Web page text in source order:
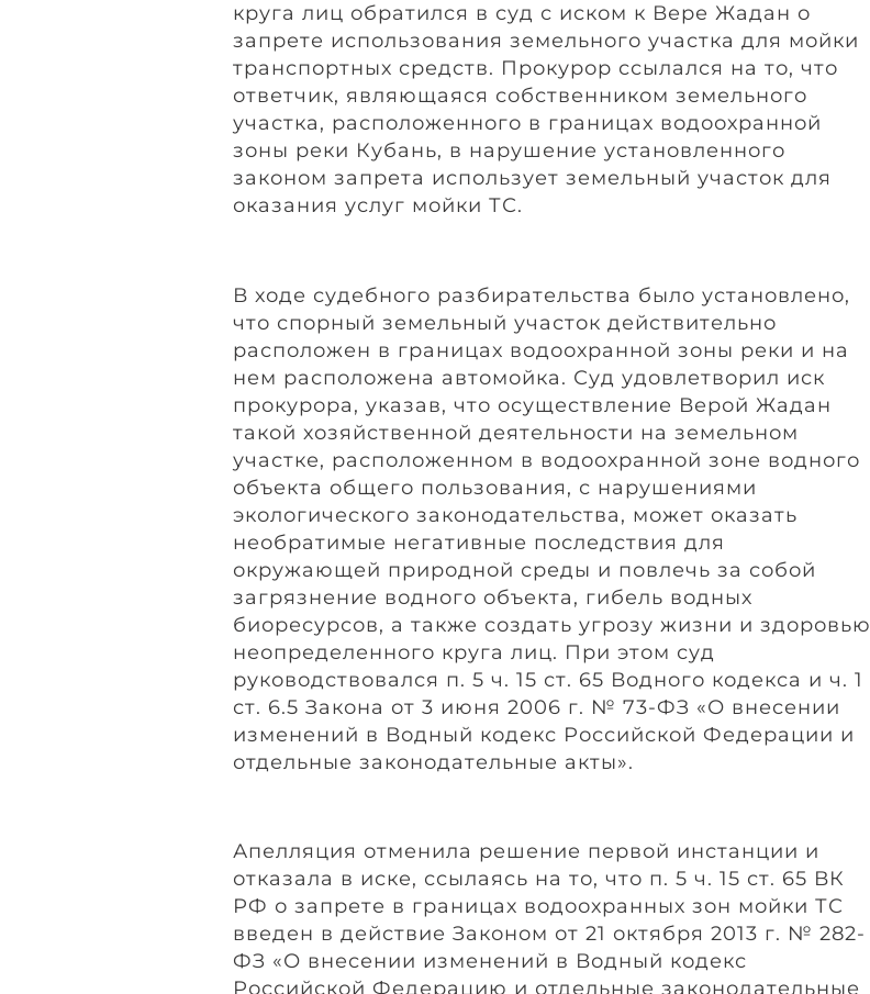
круга лиц обратился в суд с иском к Вере Жадан о
запрете использования земельного участка для мойки
транспортных средств. Прокурор ссылался на то, что
ответчик, являющаяся собственником земельного
участка, расположенного в границах водоохранной
зоны реки Кубань, в нарушение установленного
законом запрета использует земельный участок для
оказания услуг мойки ТС.
В ходе судебного разбирательства было установлено,
что спорный земельный участок действительно
расположен в границах водоохранной зоны реки и на
нем расположена автомойка. Суд удовлетворил иск
прокурора, указав, что осуществление Верой Жадан
такой хозяйственной деятельности на земельном
участке, расположенном в водоохранной зоне водного
объекта общего пользования, с нарушениями
экологического законодательства, может оказать
необратимые негативные последствия для
окружающей природной среды и повлечь за собой
загрязнение водного объекта, гибель водных
биоресурсов, а также создать угрозу жизни и здоровью
неопределенного круга лиц. При этом суд
руководствовался п. 5 ч. 15 ст. 65 Водного кодекса и ч. 1
ст. 6.5 Закона от 3 июня 2006 г. № 73-ФЗ «О внесении
изменений в Водный кодекс Российской Федерации и
отдельные законодательные акты».
Апелляция отменила решение первой инстанции и
отказала в иске, ссылаясь на то, что п. 5 ч. 15 ст. 65 ВК
РФ о запрете в границах водоохранных зон мойки ТС
введен в действие Законом от 21 октября 2013 г. № 282-
ФЗ «О внесении изменений в Водный кодекс
Российской Федерацию и отдельные законодательные